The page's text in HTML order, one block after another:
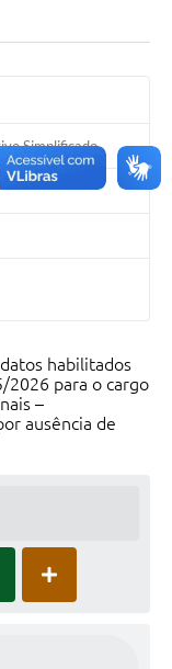
Simplificado
habilitados
2026 para o cargo
–
ausência de